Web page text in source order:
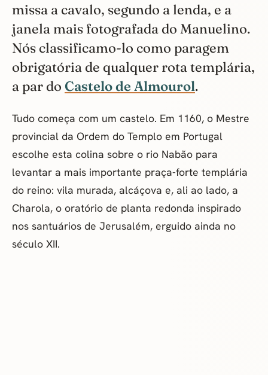
missa a cavalo, segundo a lenda, e a
janela mais fotografada do Manuelino.
Nós classificamo-lo como paragem
obrigatória de qualquer rota templária,
a par do Castelo de Almourol.
Tudo começa com um castelo. Em 1160, o Mestre
provincial da Ordem do Templo em Portugal
escolhe esta colina sobre o rio Nabão para
levantar a mais importante praça-forte templária
do reino: vila murada, alcáçova e, ali ao lado, a
Charola, o oratório de planta redonda inspirado
nos santuários de Jerusalém, erguido ainda no
século XII.